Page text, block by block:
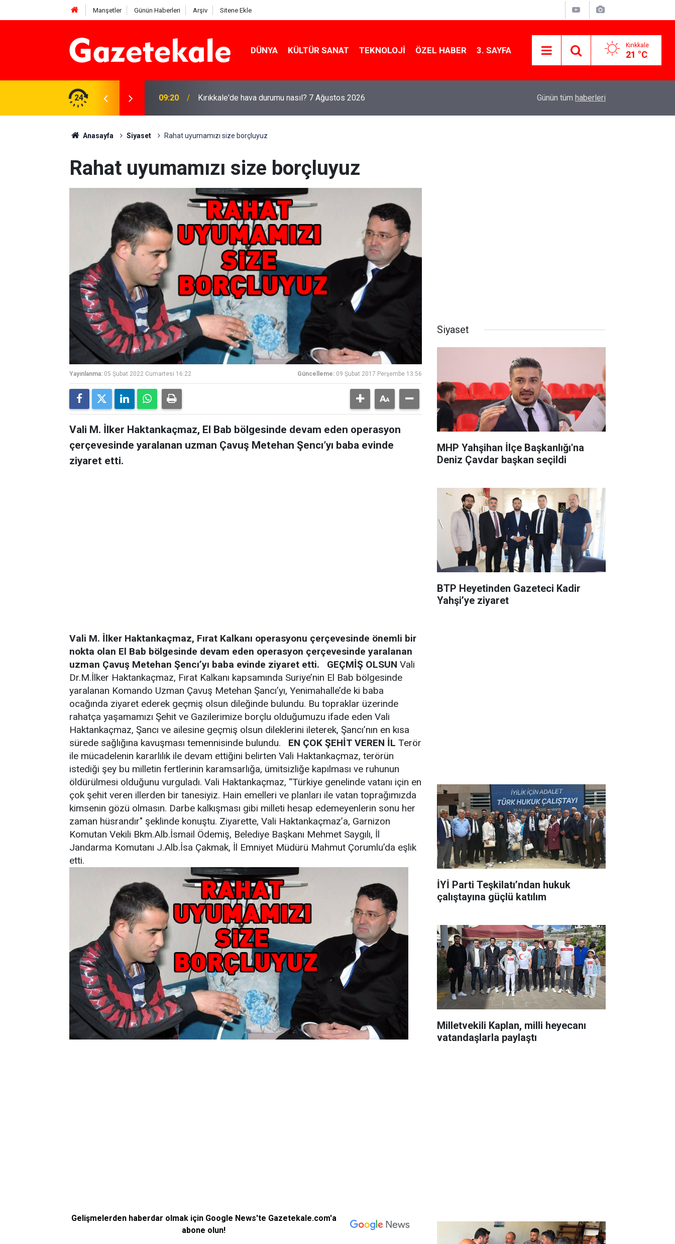
Manşetler Günün Haberleri Arşiv Sitene Ekle
DÜNYA KÜLTÜR SANAT TEKNOLOJI ÖZEL HABER 3. SAYFA Kırıkkale
21 °C
24 09:20 Kırıkkale'de hava durumu nasıl? 7 Ağustos 2026 Kırıkkale'de altın fiyatları ne kadar? 7 Ağustos
Günün tüm haberleri
Anasayfa Siyaset Rahat uyumamızı size borçluyuz
Rahat uyumamızı size borçluyuz
Yayınlanma: 05 Şubat 2022 Cumartesi 16:22 Güncelleme: 09 Şubat 2017 Perşembe 13:56
Vali M. İlker Haktankaçmaz, El Bab bölgesinde devam eden operasyon
çerçevesinde yaralanan uzman Çavuş Metehan Şencı’yı baba evinde
ziyaret etti.
Vali M. İlker Haktankaçmaz, Fırat Kalkanı operasyonu çerçevesinde önemli bir
nokta olan El Bab bölgesinde devam eden operasyon çerçevesinde yaralanan
uzman Çavuş Metehan Şencı’yı baba evinde ziyaret etti.
GEÇMİŞ OLSUN Vali
Dr.M.İlker Haktankaçmaz, Fırat Kalkanı kapsamında Suriye’nin El Bab bölgesinde
yaralanan Komando Uzman Çavuş Metehan Şancı’yı, Yenimahalle’de ki baba
ocağında ziyaret ederek geçmiş olsun dileğinde bulundu. Bu topraklar üzerinde
rahatça yaşamamızı Şehit ve Gazilerimize borçlu olduğumuzu ifade eden Vali
Haktankaçmaz, Şancı ve ailesine geçmiş olsun dileklerini ileterek, Şancı’nın en kısa
sürede sağlığına kavuşması temennisinde bulundu. EN ÇOK ŞEHİT VEREN İL Terör
ile mücadelenin kararlılık ile devam ettiğini belirten Vali Haktankaçmaz, terörün
istediği şey bu milletin fertlerinin karamsarlığa, ümitsizliğe kapılması ve ruhunun
öldürülmesi olduğunu vurguladı. Vali Haktankaçmaz, “Türkiye genelinde vatanı için en
çok şehit veren illerden bir tanesiyiz. Hain emelleri ve planları ile vatan toprağımızda
kimsenin gözü olmasın. Darbe kalkışması gibi milleti hesap edemeyenlerin sonu her
zaman hüsrandır" şeklinde konuştu. Ziyarette, Vali Haktankaçmaz’a, Garnizon
Komutan Vekili Bkm.Alb.İsmail Ödemiş, Belediye Başkanı Mehmet Saygılı, İl
Jandarma Komutanı J.Alb.İsa Çakmak, İl Emniyet Müdürü Mahmut Çorumlu’da eşlik
etti.
Gelişmelerden haberdar olmak için Google News'te Gazetekale.com'a
abone olun!
Siyaset
MHP Yahşihan İlçe Başkanlığı'na
Deniz Çavdar başkan seçildi
BTP Heyetinden Gazeteci Kadir
Yahşi’ye ziyaret
İYİ Parti Teşkilatı’ndan hukuk
çalıştayına güçlü katılım
Milletvekili Kaplan, milli heyecanı
vatandaşlarla paylaştı